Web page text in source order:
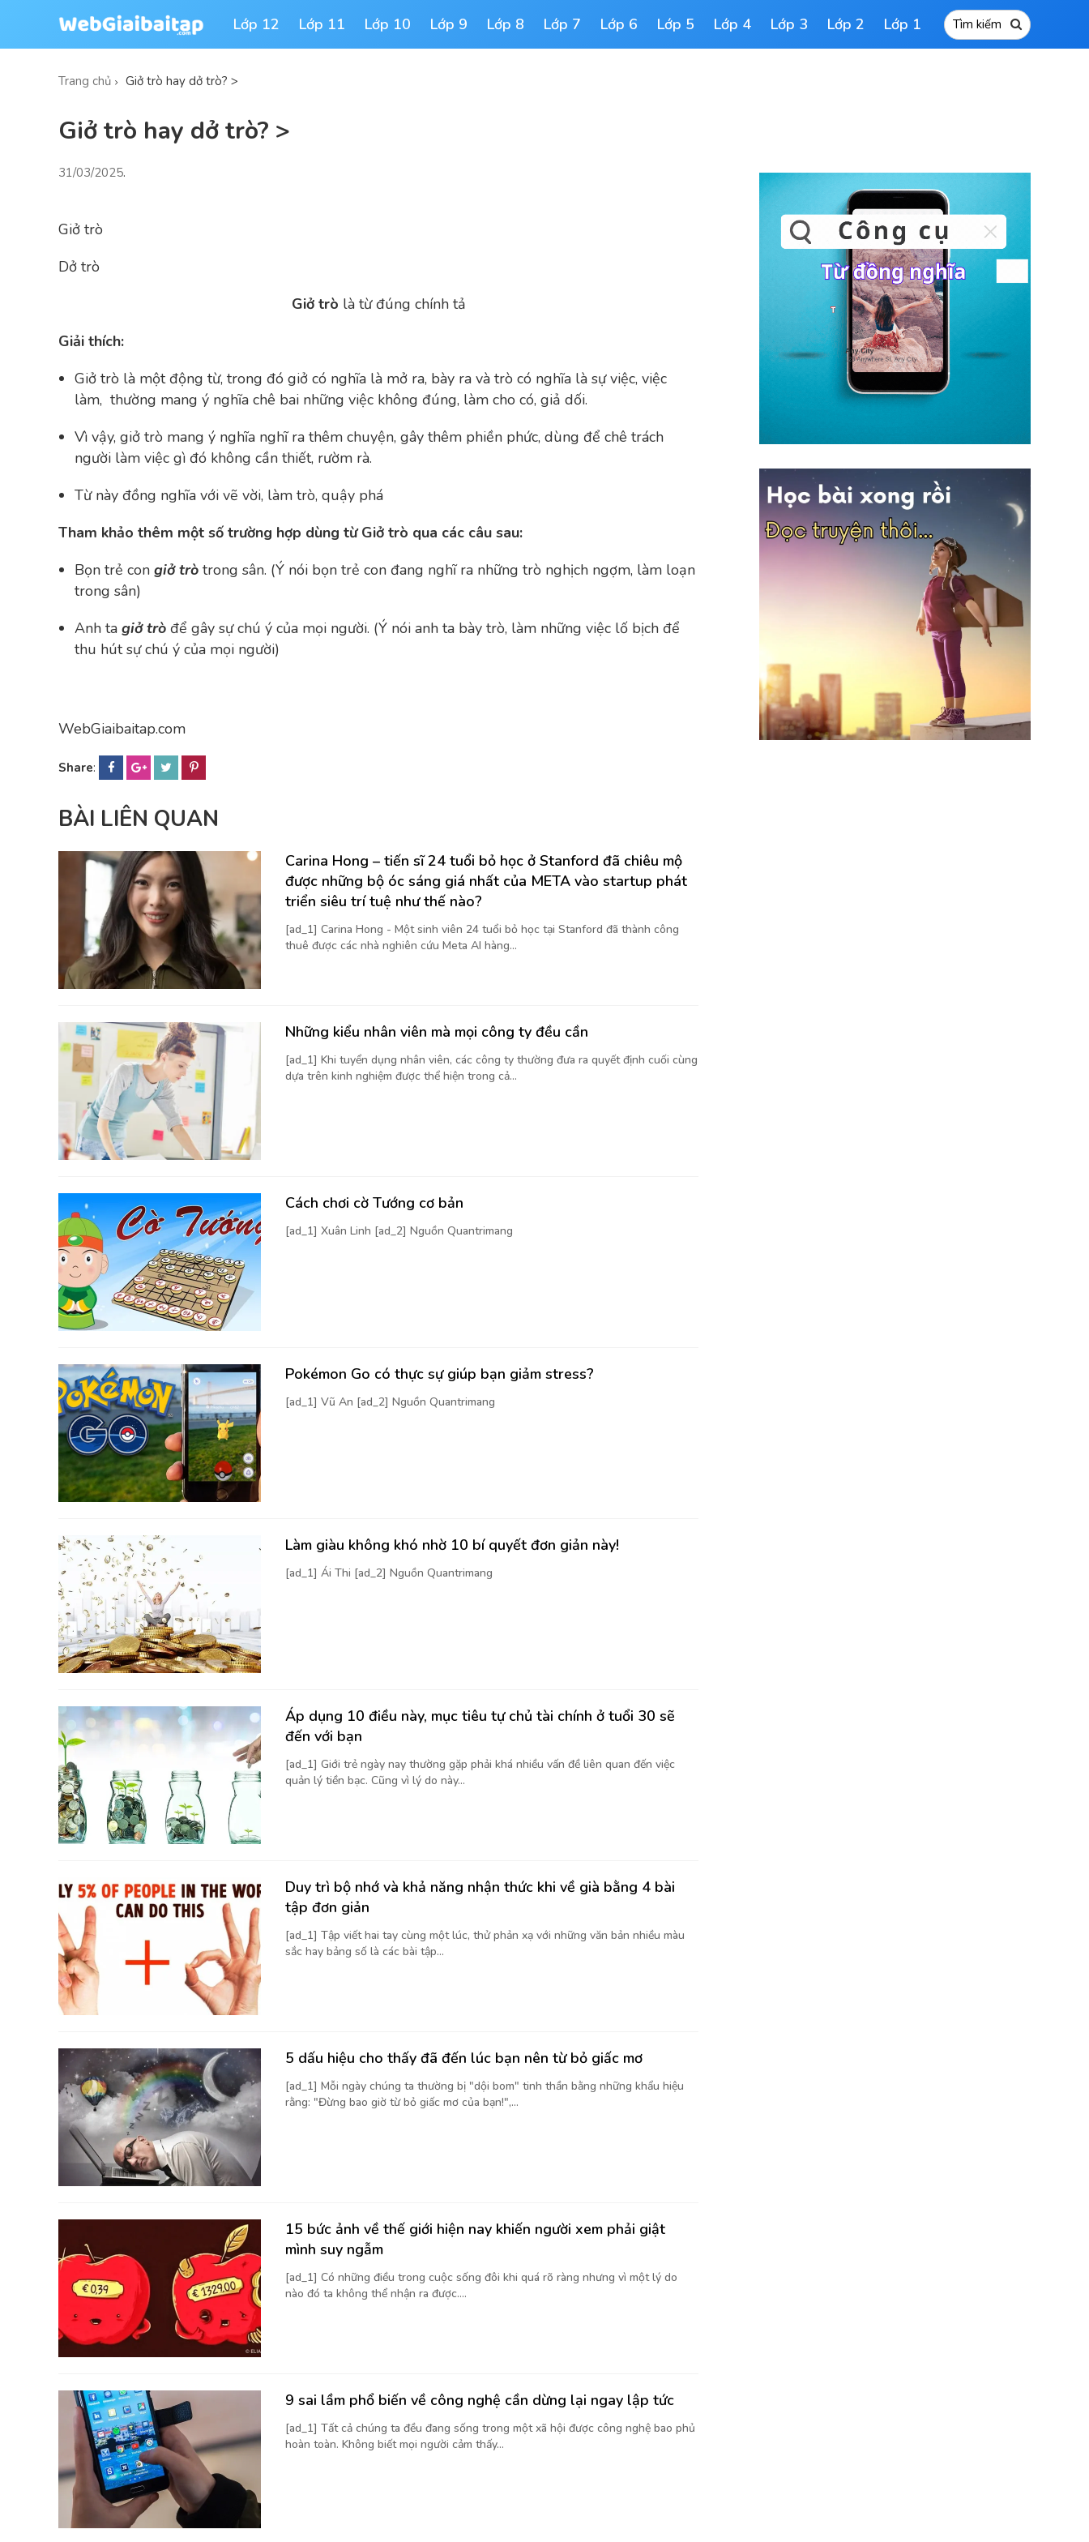
Lớp 12 Lớp 11 Lớp 10 Lớp 9 Lớp 8 Lớp 7 Lớp 6 Lớp 5 Lớp 4 Lớp 3 Lớp 2 Lớp 1
Trang chủ Giở trò hay dở trò? >
Giở trò hay dở trò? >
31/03/2025.
Giở trò
Dở trò
Giở trò là từ đúng chính tả
Giải thích:
Giở trò là một động từ, trong đó giở có nghĩa là mở ra, bày ra và trò có nghĩa là sự việc, việc
làm, thường mang ý nghĩa chê bai những việc không đúng, làm cho có, giả dối.
Vì vậy, giở trò mang ý nghĩa nghĩ ra thêm chuyện, gây thêm phiền phức, dùng để chê trách
người làm việc gì đó không cần thiết, rườm rà.
Từ này đồng nghĩa với vẽ vời, làm trò, quậy phá
Tham khảo thêm một số trường hợp dùng từ Giở trò qua các câu sau:
Bọn trẻ con giở trò trong sân. (Ý nói bọn trẻ con đang nghĩ ra những trò nghịch ngợm, làm loạn
trong sân)
Anh ta giở trò để gây sự chú ý của mọi người. (Ý nói anh ta bày trò, làm những việc lố bịch để
thu hút sự chú ý của mọi người)
WebGiaibaitap.com
Share:
BÀI LIÊN QUAN
Carina Hong – tiến sĩ 24 tuổi bỏ học ở Stanford đã chiêu mộ
được những bộ óc sáng giá nhất của META vào startup phát
triển siêu trí tuệ như thế nào?
[ad_1] Carina Hong - Một sinh viên 24 tuổi bỏ học tại Stanford đã thành công
thuê được các nhà nghiên cứu Meta AI hàng...
Những kiểu nhân viên mà mọi công ty đều cần
[ad_1] Khi tuyển dụng nhân viên, các công ty thường đưa ra quyết định cuối cùng
dựa trên kinh nghiệm được thể hiện trong cả...
Cách chơi cờ Tướng cơ bản
[ad_1] Xuân Linh [ad_2] Nguồn Quantrimang
Pokémon Go có thực sự giúp bạn giảm stress?
[ad_1] Vũ An [ad_2] Nguồn Quantrimang
Làm giàu không khó nhờ 10 bí quyết đơn giản này!
[ad_1] Ái Thi [ad_2] Nguồn Quantrimang
Áp dụng 10 điều này, mục tiêu tự chủ tài chính ở tuổi 30 sẽ
đến với bạn
[ad_1] Giới trẻ ngày nay thường gặp phải khá nhiều vấn đề liên quan đến việc
quản lý tiền bạc. Cũng vì lý do này...
Duy trì bộ nhớ và khả năng nhận thức khi về già bằng 4 bài
tập đơn giản
[ad_1] Tập viết hai tay cùng một lúc, thử phản xạ với những văn bản nhiều màu
sắc hay bảng số là các bài tập...
5 dấu hiệu cho thấy đã đến lúc bạn nên từ bỏ giấc mơ
[ad_1] Mỗi ngày chúng ta thường bị "dội bom" tinh thần bằng những khẩu hiệu
rằng: "Đừng bao giờ từ bỏ giấc mơ của bạn!",...
15 bức ảnh về thế giới hiện nay khiến người xem phải giật
mình suy ngẫm
[ad_1] Có những điều trong cuộc sống đôi khi quá rõ ràng nhưng vì một lý do
nào đó ta không thể nhận ra được....
9 sai lầm phổ biến về công nghệ cần dừng lại ngay lập tức
[ad_1] Tất cả chúng ta đều đang sống trong một xã hội được công nghệ bao phủ
hoàn toàn. Không biết mọi người cảm thấy...